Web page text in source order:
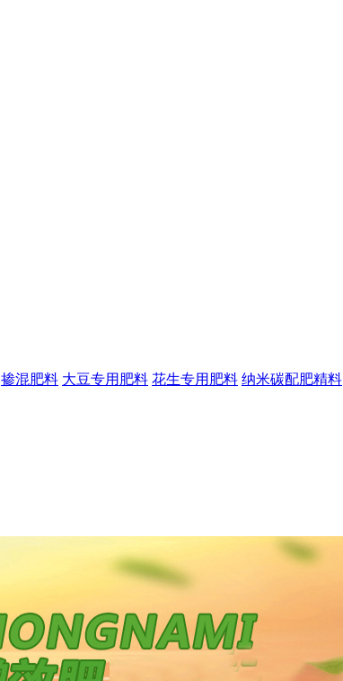
掺混肥料 大豆专用肥料 花生专用肥料 纳米碳配肥精料